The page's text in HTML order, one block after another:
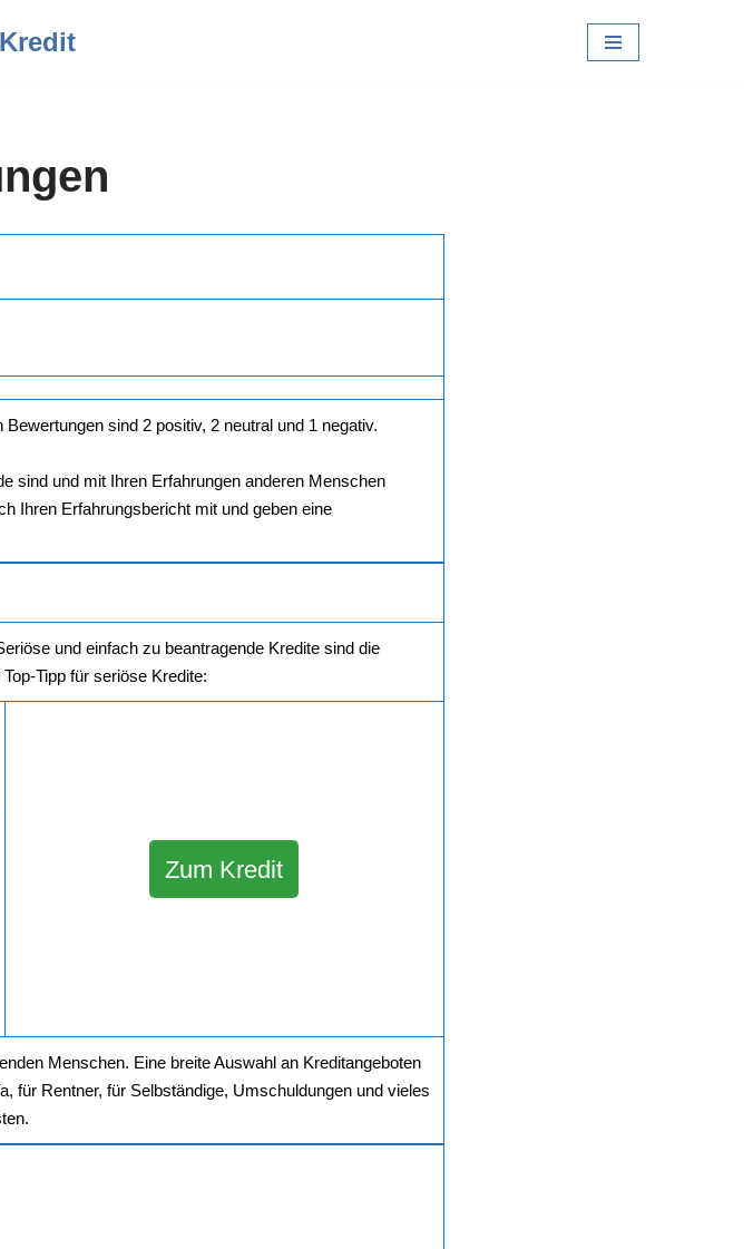
sind 2 positiv, 2 neutral und 1 negativ.
sind und mit Ihren Erfahrungen anderen Menschen
Ihren Erfahrungsbericht mit und geben eine
und einfach zu beantragende Kredite sind die
Tipp für seriöse Kredite:
Zum Kredit
Menschen. Eine breite Auswahl an Kreditangeboten
für Rentner, für Selbständige, Umschuldungen und vieles